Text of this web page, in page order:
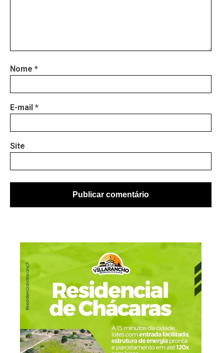
Nome *
E-mail *
Site